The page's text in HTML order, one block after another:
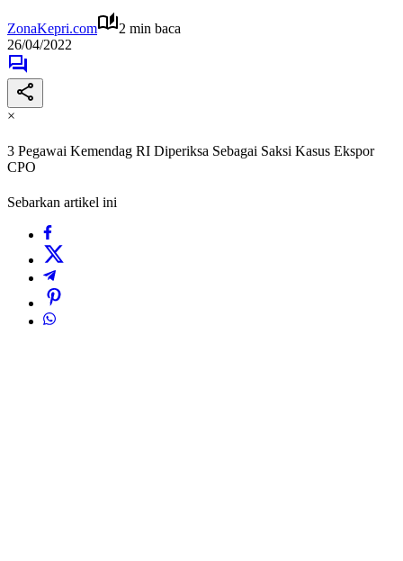
ZonaKepri.com
2 min baca
26/04/2022
×
3 Pegawai Kemendag RI Diperiksa Sebagai Saksi Kasus Ekspor
CPO
Sebarkan artikel ini